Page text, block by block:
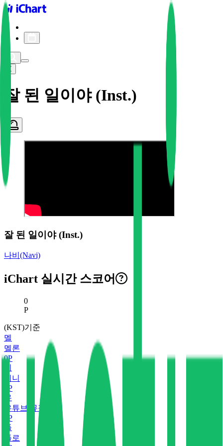
iChart logo
잘 된 일이야 (Inst.)
잘 된 일이야 (Inst.)
나비(Navi)
iChart 실시간 스코어
현재 스코어
0
P
(KST)기준
멜
멜론
0P
지니
P
유
유튜브 뮤직
P
플
플로